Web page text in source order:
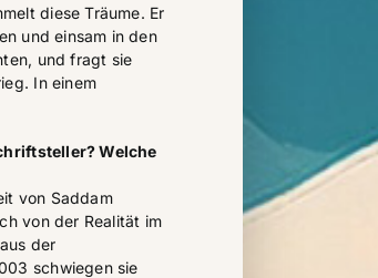
diese Träume. Er
und einsam in den
und fragt sie
In einem
Welche
von Saddam
von der Realität im
der
schwiegen sie